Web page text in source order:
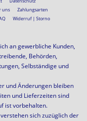
uns
Zahlungsarten
Widerruf | Storno
an gewerbliche Kunden,
Behörden,
Selbständige und
und Änderungen bleiben
und Lieferzeiten sind
ist vorbehalten.
sich zuzüglich der